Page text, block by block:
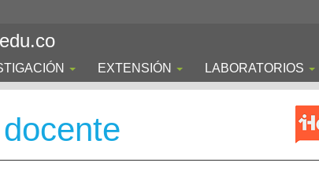
EXTENSIÓN LABORATORIOS